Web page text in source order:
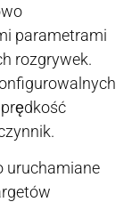
parametrami
rozgrywek.
uruchamiane